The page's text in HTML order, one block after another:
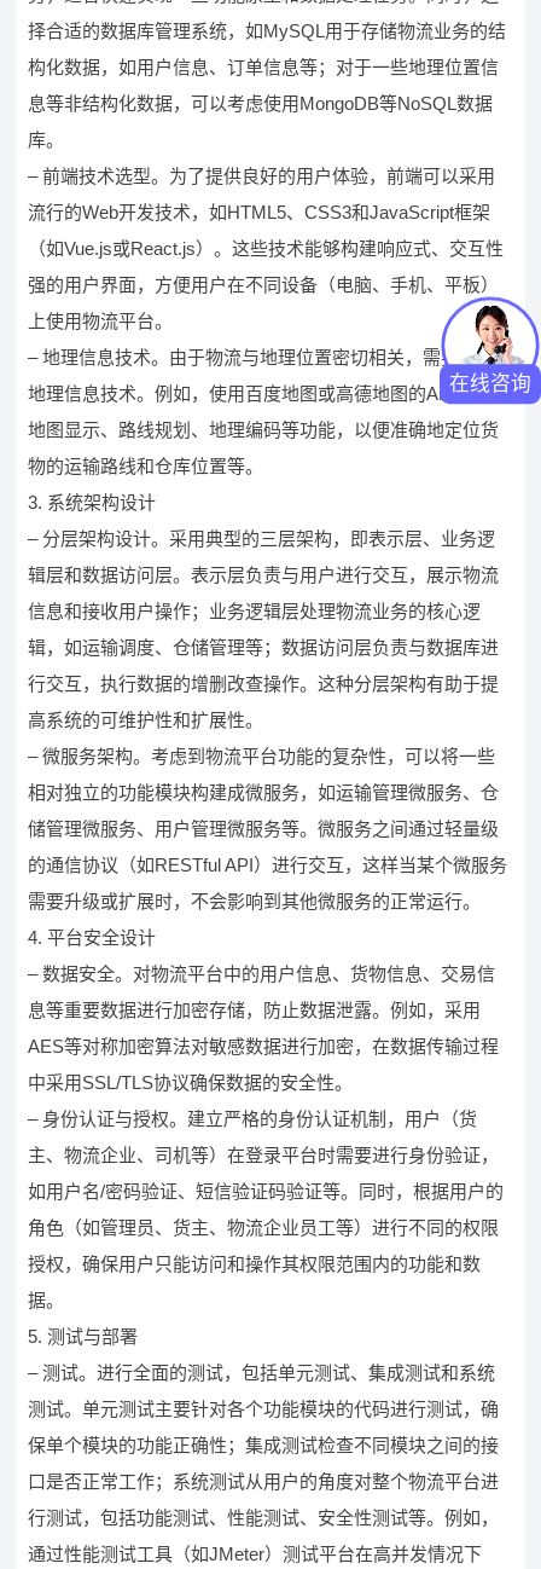
择合适的数据库管理系统，如MySQL用于存储物流业务的结
构化数据，如用户信息、订单信息等；对于一些地理位置信
息等非结构化数据，可以考虑使用MongoDB等NoSQL数据
库。
– 前端技术选型。为了提供良好的用户体验，前端可以采用
流行的Web开发技术，如HTML5、CSS3和JavaScript框架
（如Vue.js或React.js）。这些技术能够构建响应式、交互性
强的用户界面，方便用户在不同设备（电脑、手机、平板）
上使用物流平台。
– 地理信息技术。由于物流与地理位置密切相关，需要集成
地理信息技术。例如，使用百度地图或高德地图的API，实现
地图显示、路线规划、地理编码等功能，以便准确地定位货
物的运输路线和仓库位置等。
3. 系统架构设计
– 分层架构设计。采用典型的三层架构，即表示层、业务逻
辑层和数据访问层。表示层负责与用户进行交互，展示物流
信息和接收用户操作；业务逻辑层处理物流业务的核心逻
辑，如运输调度、仓储管理等；数据访问层负责与数据库进
行交互，执行数据的增删改查操作。这种分层架构有助于提
高系统的可维护性和扩展性。
– 微服务架构。考虑到物流平台功能的复杂性，可以将一些
相对独立的功能模块构建成微服务，如运输管理微服务、仓
储管理微服务、用户管理微服务等。微服务之间通过轻量级
的通信协议（如RESTful API）进行交互，这样当某个微服务
需要升级或扩展时，不会影响到其他微服务的正常运行。
4. 平台安全设计
– 数据安全。对物流平台中的用户信息、货物信息、交易信
息等重要数据进行加密存储，防止数据泄露。例如，采用
AES等对称加密算法对敏感数据进行加密，在数据传输过程
中采用SSL/TLS协议确保数据的安全性。
– 身份认证与授权。建立严格的身份认证机制，用户（货
主、物流企业、司机等）在登录平台时需要进行身份验证，
如用户名/密码验证、短信验证码验证等。同时，根据用户的
角色（如管理员、货主、物流企业员工等）进行不同的权限
授权，确保用户只能访问和操作其权限范围内的功能和数
据。
5. 测试与部署
– 测试。进行全面的测试，包括单元测试、集成测试和系统
测试。单元测试主要针对各个功能模块的代码进行测试，确
保单个模块的功能正确性；集成测试检查不同模块之间的接
口是否正常工作；系统测试从用户的角度对整个物流平台进
行测试，包括功能测试、性能测试、安全性测试等。例如，
通过性能测试工具（如JMeter）测试平台在高并发情况下
在线咨询